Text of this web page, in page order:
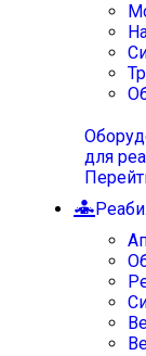
для